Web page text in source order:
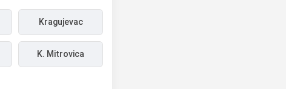
Kragujevac
K. Mitrovica